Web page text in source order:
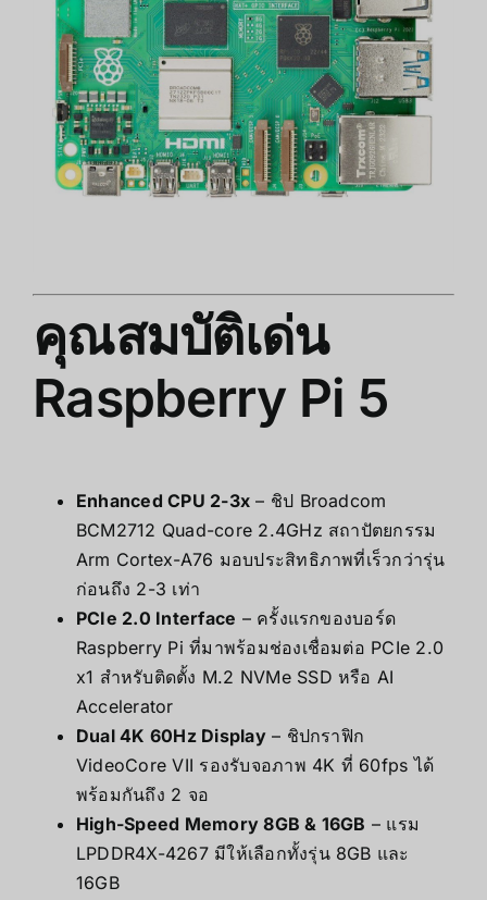
คุณสมบัติเด่น
Raspberry Pi 5
Enhanced CPU 2-3x – ชิป Broadcom
BCM2712 Quad-core 2.4GHz สถาปัตยกรรม
Arm Cortex-A76 มอบประสิทธิภาพที่เร็วกว่ารุ่น
ก่อนถึง 2-3 เท่า
PCIe 2.0 Interface – ครั้งแรกของบอร์ด
Raspberry Pi ที่มาพร้อมช่องเชื่อมต่อ PCIe 2.0
x1 สำหรับติดตั้ง M.2 NVMe SSD หรือ AI
Accelerator
Dual 4K 60Hz Display– ชิปกราฟิก
VideoCore VII รองรับจอภาพ 4K ที่ 60fps ได้
พร้อมกันถึง 2 จอ
High-Speed Memory 8GB & 16GB – แรม
LPDDR4X-4267 มีให้เลือกทั้งรุ่น 8GB และ
16GB